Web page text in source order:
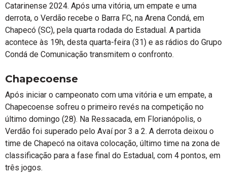
Catarinense 2024. Após uma vitória, um empate e uma
derrota, o Verdão recebe o Barra FC, na Arena Condá, em
Chapecó (SC), pela quarta rodada do Estadual. A partida
acontece às 19h, desta quarta-feira (31) e as rádios do Grupo
Condá de Comunicação transmitem o confronto.
Chapecoense
Após iniciar o campeonato com uma vitória e um empate, a
Chapecoense sofreu o primeiro revés na competição no
último domingo (28). Na Ressacada, em Florianópolis, o
Verdão foi superado pelo Avaí por 3 a 2. A derrota deixou o
time de Chapecó na oitava colocação, último time na zona de
classificação para a fase final do Estadual, com 4 pontos, em
três jogos.